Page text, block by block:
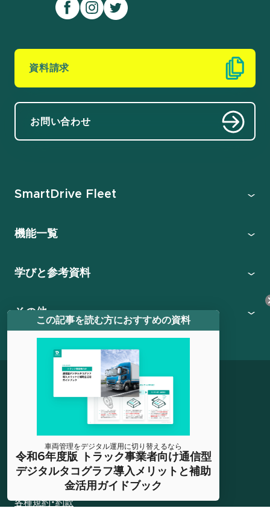
この記事を読む方におすすめの資料
車両管理をデジタル運用に切り替えるなら
令和6年度版 トラック事業者向け通信型
デジタルタコグラフ導入メリットと補助
金活用ガイドブック
資料請求
お問い合わせ
SmartDrive Fleet
機能一覧
学びと参考資料
その他
経営方針(品質方針)
プライバシーポリシー
情報セキュリティ基本方針
各種規約・約款